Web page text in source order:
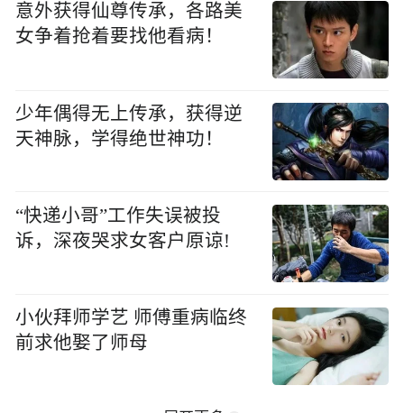
意外获得仙尊传承，各路美
女争着抢着要找他看病！
少年偶得无上传承，获得逆
天神脉，学得绝世神功！
“快递小哥”工作失误被投
诉，深夜哭求女客户原谅!
小伙拜师学艺 师傅重病临终
前求他娶了师母